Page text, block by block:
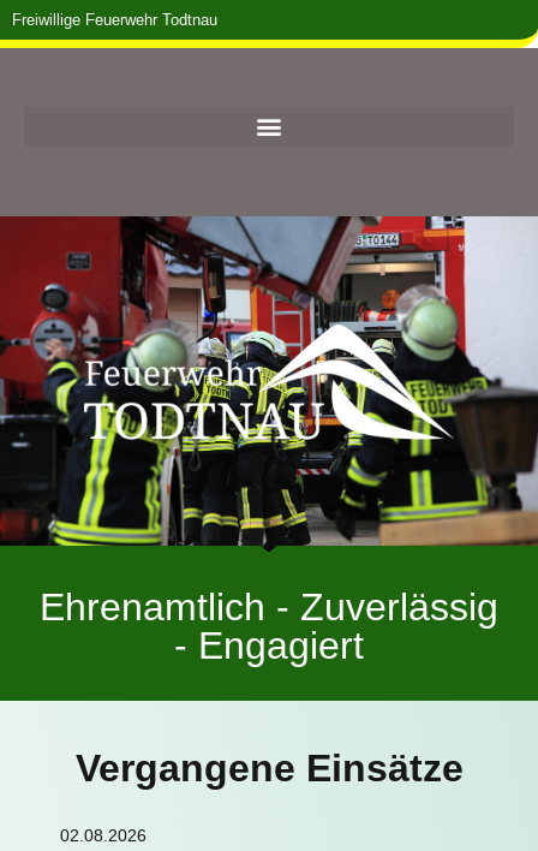
Freiwillige Feuerwehr Todtnau
Ehrenamtlich - Zuverlässig
- Engagiert
Vergangene Einsätze
02.08.2026